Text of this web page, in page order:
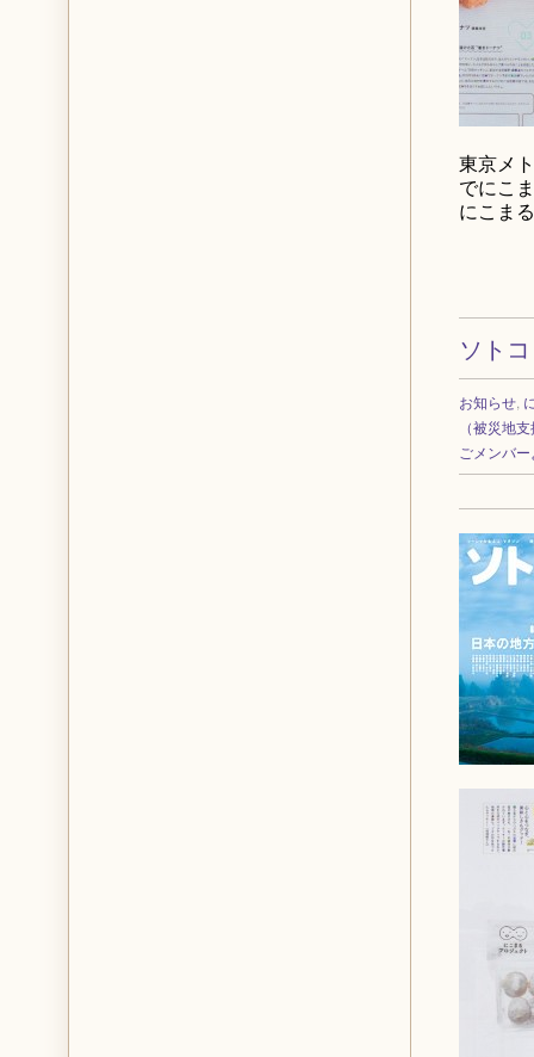
東京メ
でにこ
にこま
ソト
お知らせ,
（被災地
ごメンバ